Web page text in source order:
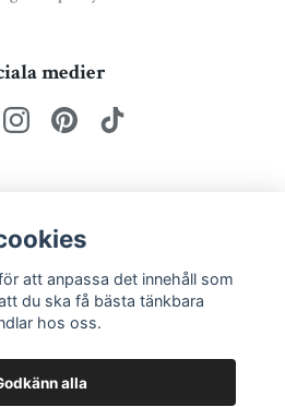
medier
Prenumerera
att anpassa det innehåll som
du ska få bästa tänkbara
hos oss.
alla